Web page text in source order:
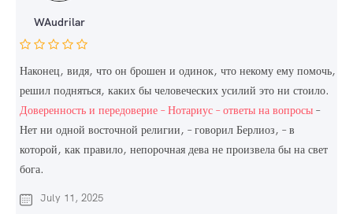
WAudrilar
Наконец, видя, что он брошен и одинок, что некому ему помочь,
решил подняться, каких бы человеческих усилий это ни стоило.
Доверенность и передоверие – Нотариус – ответы на вопросы –
Нет ни одной восточной религии, – говорил Берлиоз, – в
которой, как правило, непорочная дева не произвела бы на свет
бога.
July 11, 2025